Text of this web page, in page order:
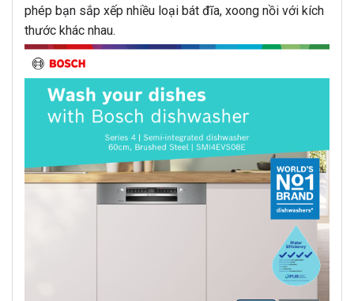
phép bạn sắp xếp nhiều loại bát đĩa, xoong nồi với kích
thước khác nhau.